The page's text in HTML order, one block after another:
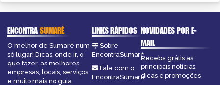
ENCONTRASUMARÉ
O melhor de Sumaré num
só lugar! Dicas, onde ir, o
que fazer, as melhores
empresas, locais, serviços
e muito mais no guia
LINKS RÁPIDOS
Sobre
EncontraSumaré
Fale com o
EncontraSumaré
NOVIDADES POR E-
MAIL
Receba grátis as
principais notícias,
dicas e promoções